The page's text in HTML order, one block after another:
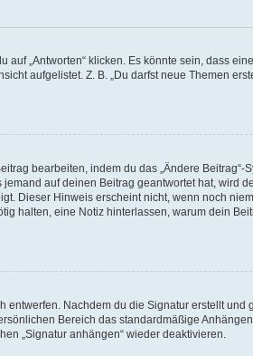
auf „Antworten“ klicken. Es könnte sein, dass
aufgelistet. Z. B. „Du darfst neue Themen
bearbeiten, indem du das „Ändere Beitrag“-
auf deinen Beitrag geantwortet hat, wird
Dieser Hinweis erscheint nicht, wenn noch
halten, eine Notiz hinterlassen, warum dein
Nachdem du die Signatur erstellt und
Bereich das standardmäßige
„Signatur anhängen“ wieder deaktivieren.